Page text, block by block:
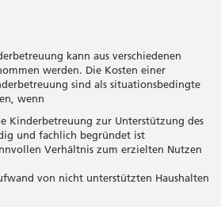
kann aus verschiedenen
werden. Die Kosten einer
sind als situationsbedingte
wenn
Kinderbetreuung zur Unterstützung des
und fachlich begründet ist
Verhältnis zum erzielten Nutzen
von nicht unterstützten Haushalten